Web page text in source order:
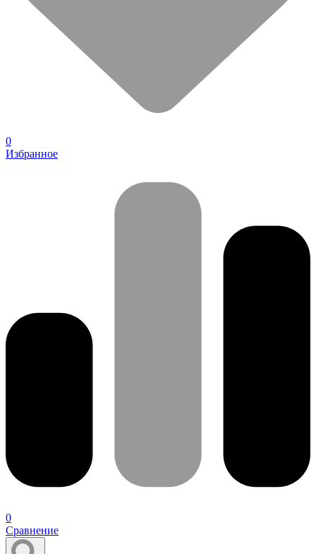
0
Избранное
0
Сравнение